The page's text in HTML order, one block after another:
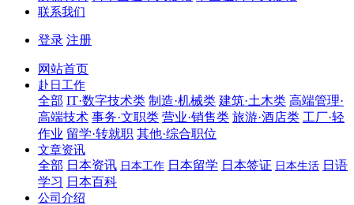
联系我们
登录 注册
网站首页
赴日工作
全部 IT·数字技术类 制造·机械类 建筑·土木类 高端管理·
高端技术 事务·文职类 营业·销售类 旅游·酒店类 工厂·轻
作业 留学·转就职 其他·综合职位
文章资讯
全部 日本资讯 日本工作 日本留学 日本签证 日本生活 日语
学习 日本百科
公司介绍